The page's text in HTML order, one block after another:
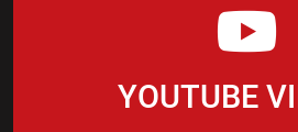
YOUTUBE